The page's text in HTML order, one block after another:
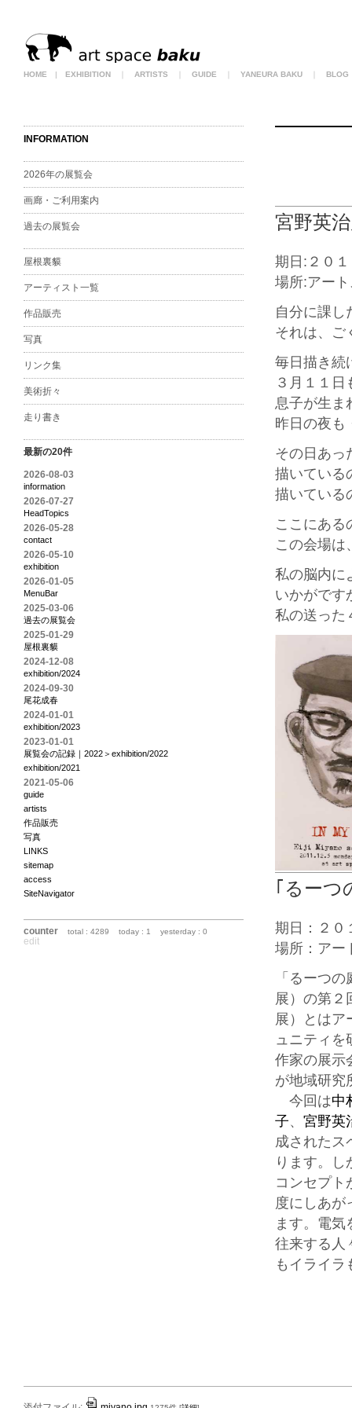
INFORMATION
2026年の展覧会
画廊・ご利用案内
過去の展覧会
屋根裏貘
アーティスト一覧
作品販売
写真
リンク集
美術折々
走り書き
最新の20件
2026-08-03
information
2026-07-27
HeadTopics
2026-05-28
contact
2026-05-10
exhibition
2026-01-05
MenuBar
2025-03-06
過去の展覧会
2025-01-29
屋根裏貘
2024-12-08
exhibition/2024
2024-09-30
尾花成春
2024-01-01
exhibition/2023
2023-01-01
展覧会の記録｜2022＞exhibition/2022
exhibition/2021
2021-05-06
guide
artists
作品販売
写真
LINKS
sitemap
access
SiteNavigator
counter total : 4289 today : 1 yesterday : 0
edit
宮野英
期日:２０
場所:アー
自分に課し
それは、ご
毎日描き続
３月１１日
息子が生ま
昨日の夜も
その日あっ
描いている
描いている
ここにある
この会場は
私の脳内に
いかがです
私の送った
｢るーつ
期日：２０
場所：アー
「るーつ
展）の第２
展）とはア
ュニティを
作家の展示
が地域研究
今回は中
子、 宮野英
成されたス
ります。し
コンセプト
度にしあが
ます。電気
往来する人
もイライラ
HOME | EXHIBITION ARTISTS GUIDE YANEURA BAKU BLOG